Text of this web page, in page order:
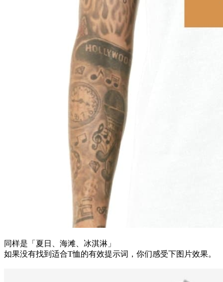
同样是「夏日、海滩、冰淇淋」
如果没有找到适合T恤的有效提示词，你们感受下图片效果。